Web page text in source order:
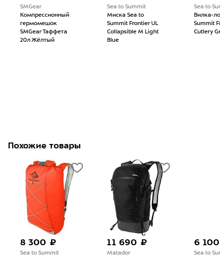
SMGear
Компрессионный
гермомешок
SMGear Таффета
20л Жёлтый
Sea to Summit
Миска Sea to
Summit Frontier UL
Collapsible M Light
Blue
Sea to
Вилка-
Summit
Cutlery
Похожие товары
8 300 ₽
Sea to Summit
11 690 ₽
Matador
6
Sea to